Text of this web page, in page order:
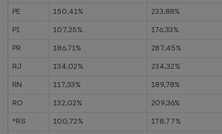
PE
150,41%
233,88%
PI
107,25%
176,33%
PR
186,71%
287,45%
RJ
134,02%
234,32%
RN
117,33%
189,78%
RO
132,02%
209,36%
*RS
100,72%
178,77%